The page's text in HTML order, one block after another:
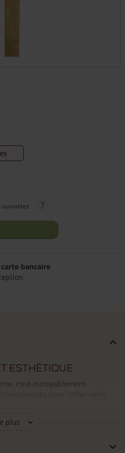
bancaire
esthétique
c’est incroyablement
abri à vélos ? Parfait pour
plus